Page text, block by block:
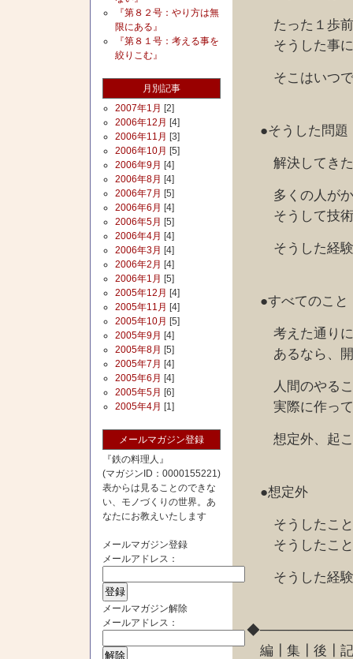
『第８２号：やり方は無
限にある』
『第８１号：考える事を
絞りこむ』
月別記事
2007年1月 [2]
2006年12月 [4]
2006年11月 [3]
2006年10月 [5]
2006年9月 [4]
2006年8月 [4]
2006年7月 [5]
2006年6月 [4]
2006年5月 [5]
2006年4月 [4]
2006年3月 [4]
2006年2月 [4]
2006年1月 [5]
2005年12月 [4]
2005年11月 [4]
2005年10月 [5]
2005年9月 [4]
2005年8月 [5]
2005年7月 [4]
2005年6月 [4]
2005年5月 [6]
2005年4月 [1]
メールマガジン登録
『鉄の料理人』
(マガジンID：0000155221)
表からは見ることのできな
い、モノづくりの世界。あ
なたにお教えいたします
メールマガジン登録
メールアドレス：
メールマガジン解除
メールアドレス：
たった１歩前
そうした事に
そこはいつで
●そうした問題
解決してきた
多くの人がか
そうして技術
そうした経験
●すべてのこと
考えた通りに
あるなら、開
人間のやるこ
実際に作って
想定外、起こ
●想定外
そうしたこと
そうしたこと
そうした経験
編┃集┃後┃